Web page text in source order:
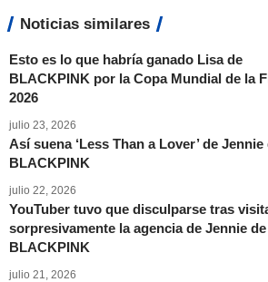
Noticias similares
Esto es lo que habría ganado Lisa de
BLACKPINK por la Copa Mundial de la
2026
julio 23, 2026
Así suena ‘Less Than a Lover’ de Jennie
BLACKPINK
julio 22, 2026
YouTuber tuvo que disculparse tras
sorpresivamente la agencia de Jennie de
BLACKPINK
julio 21, 2026